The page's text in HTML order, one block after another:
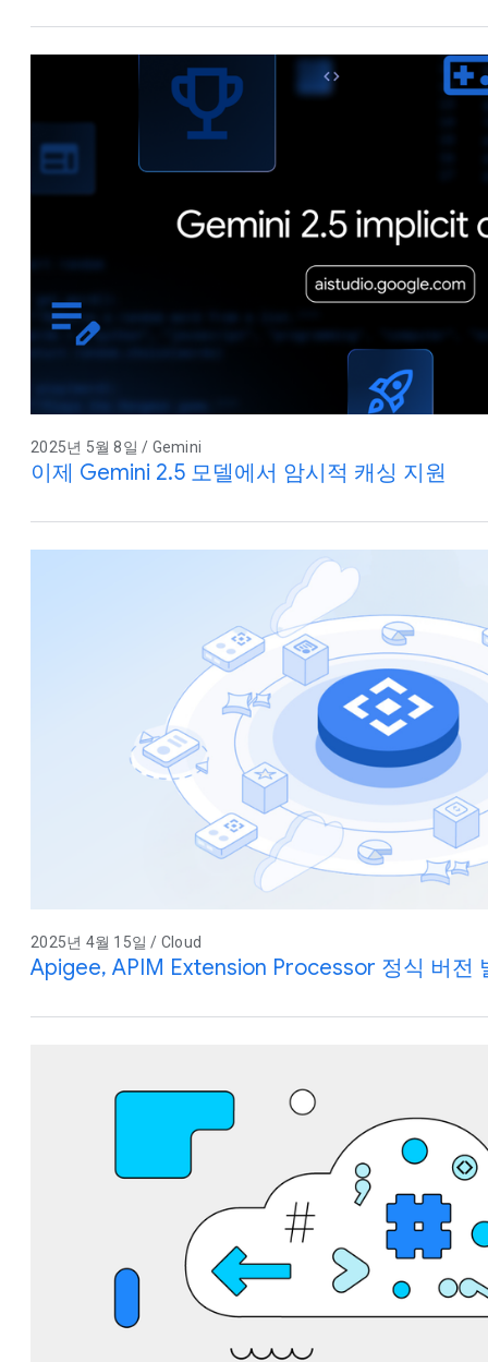
2025년 5월 8일 / Gemini
이제 Gemini 2.5 모델에서 암시적 캐싱 지원
2025년 4월 15일 / Cloud
Apigee, APIM Extension Processor 정식 버전